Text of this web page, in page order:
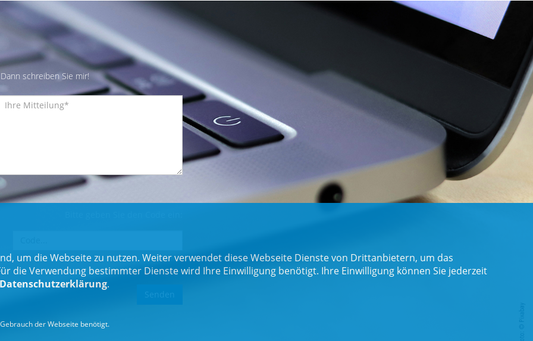
schreiben Sie mir!
um die Webseite zu nutzen. Weiter verwendet diese Webseite Dienste von Drittanbietern, um das
die Verwendung bestimmter Dienste wird Ihre Einwilligung benötigt. Ihre Einwilligung können Sie jederzeit
.
der Webseite benötigt.